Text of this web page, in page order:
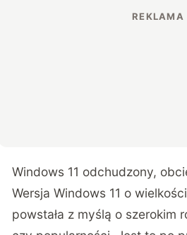
Windows 11 odchudzony,
Wersja Windows 11 o
powstała z myślą o szerokim